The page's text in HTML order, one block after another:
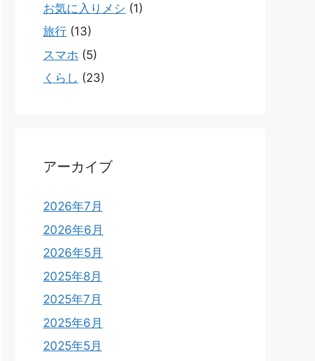
お気に入りメシ (1)
旅行 (13)
スマホ (5)
くらし (23)
アーカイブ
2026年7月
2026年6月
2026年5月
2025年8月
2025年7月
2025年6月
2025年5月